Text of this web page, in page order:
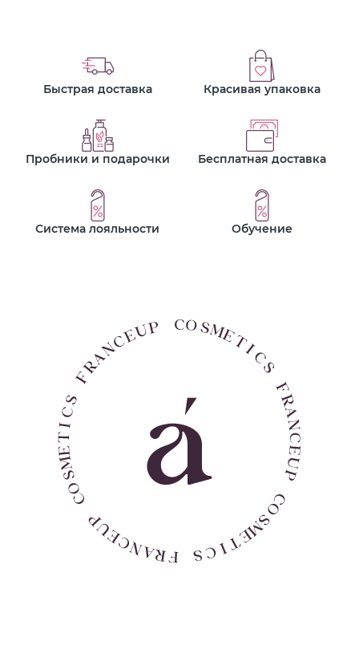
Быстрая доставка Красивая упаковка
Пробники и подарочки Бесплатная доставка
Система лояльности Обучение